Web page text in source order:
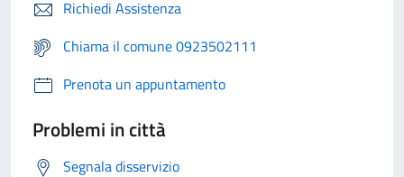
Richiedi Assistenza
Chiama il comune 0923502111
Prenota un appuntamento
Problemi in città
Segnala disservizio